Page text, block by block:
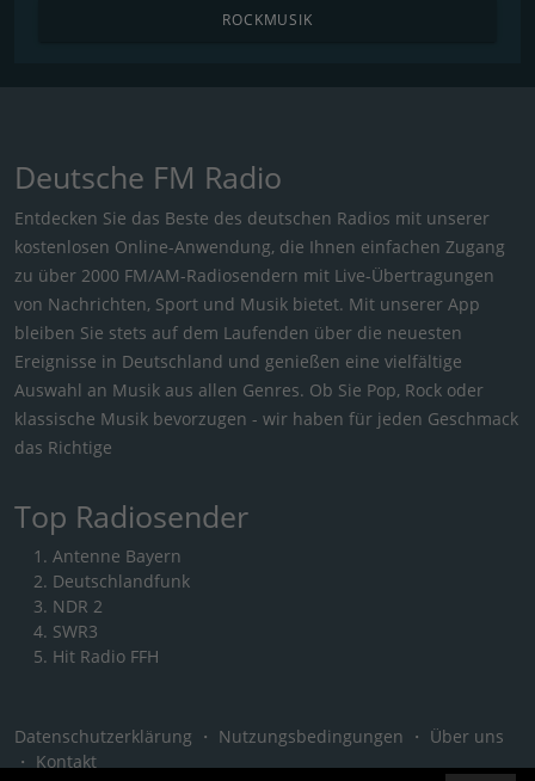
ROCKMUSIK
Deutsche FM Radio
Entdecken Sie das Beste des deutschen Radios mit unserer
kostenlosen Online-Anwendung, die Ihnen einfachen Zugang
zu über 2000 FM/AM-Radiosendern mit Live-Übertragungen
von Nachrichten, Sport und Musik bietet. Mit unserer App
bleiben Sie stets auf dem Laufenden über die neuesten
Ereignisse in Deutschland und genießen eine vielfältige
Auswahl an Musik aus allen Genres. Ob Sie Pop, Rock oder
klassische Musik bevorzugen - wir haben für jeden Geschmack
das Richtige
Top Radiosender
Antenne Bayern
Deutschlandfunk
NDR 2
SWR3
Hit Radio FFH
Datenschutzerklärung ・ Nutzungsbedingungen ・ Über uns
・ Kontakt